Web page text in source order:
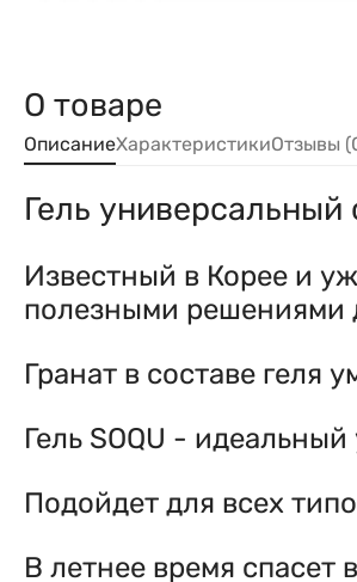
О товаре
ОписаниеХарактеристикиОтзывы
Гель универсальный
Известный в Корее и
полезными решениями
Гранат в составе геля
Гель SOQU -
Подойдет для всех
В летнее время спасет